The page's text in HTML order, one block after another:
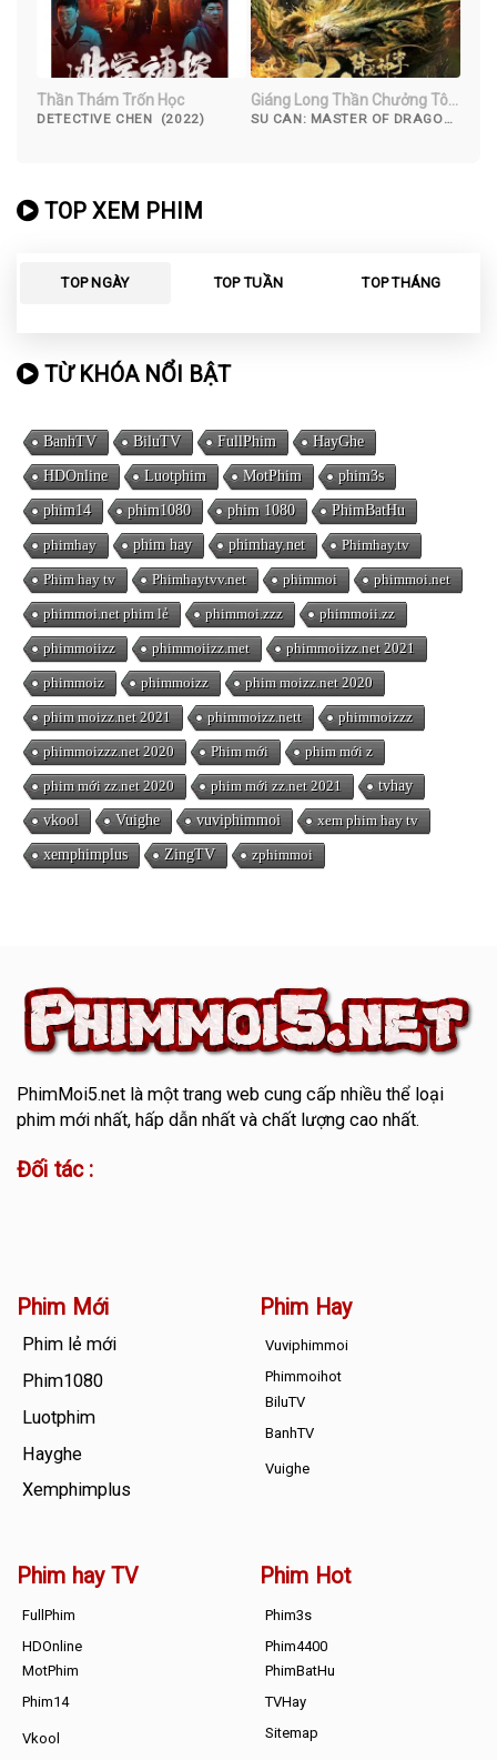
Thần Thám Trốn Học
DETECTIVE CHEN (2022)
Giáng Long Thần Chưởng Tô
Khất Nhi
SU CAN: MASTER OF DRAGON-
TOP XEM PHIM
TOP NGÀY TOP TUẦN TOP THÁNG
TỪ KHÓA NỔI BẬT
BanhTV BiluTV FullPhim HayGhe
HDOnline Luotphim MotPhim phim3s
phim14 phim1080 phim 1080 PhimBatHu
phimhay phim hay phimhay.net Phimhay.tv
Phim hay tv Phimhaytvv.net phimmoi phimmoi.net
phimmoi.net phim lẻ phimmoi.zzz phimmoii.zz
phimmoiizz phimmoiizz.met phimmoiizz.net 2021
phimmoiz phimmoizz phim moizz.net 2020
phim moizz.net 2021 phimmoizz.nett phimmoizzz
phimmoizzz.net 2020 Phim mới phim mới z
phim mới zz.net 2020 phim mới zz.net 2021 tvhay
vkool Vuighe vuviphimmoi xem phim hay tv
xemphimplus ZingTV zphimmoi
PhimMoi5.netlà một trang web cung cấp nhiều thể loại
phim mới nhất, hấp dẫn nhất và chất lượng cao nhất.
Đối tác :
Phim Mới
Phim lẻ mới
Phim1080
Luotphim
Hayghe
Xemphimplus
Phim Hay
Vuviphimmoi
Phimmoihot
BiluTV
BanhTV
Vuighe
Phim hay TV
FullPhim
HDOnline
MotPhim
Phim14
Vkool
Phim Hot
Phim3s
Phim4400
PhimBatHu
TVHay
Sitemap